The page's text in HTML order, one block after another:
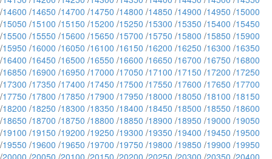
/14600 /14650 /14700 /14750 /14800 /14850 /14900 /14950 /15000
/15050 /15100 /15150 /15200 /15250 /15300 /15350 /15400 /15450
/15500 /15550 /15600 /15650 /15700 /15750 /15800 /15850 /15900
/15950 /16000 /16050 /16100 /16150 /16200 /16250 /16300 /16350
/16400 /16450 /16500 /16550 /16600 /16650 /16700 /16750 /16800
/16850 /16900 /16950 /17000 /17050 /17100 /17150 /17200 /17250
/17300 /17350 /17400 /17450 /17500 /17550 /17600 /17650 /17700
/17750 /17800 /17850 /17900 /17950 /18000 /18050 /18100 /18150
/18200 /18250 /18300 /18350 /18400 /18450 /18500 /18550 /18600
/18650 /18700 /18750 /18800 /18850 /18900 /18950 /19000 /19050
/19100 /19150 /19200 /19250 /19300 /19350 /19400 /19450 /19500
/19550 /19600 /19650 /19700 /19750 /19800 /19850 /19900 /19950
/20000 /20050 /20100 /20150 /20200 /20250 /20300 /20350 /20400